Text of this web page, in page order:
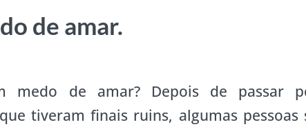
de amar.
medo de amar? Depois de passar
tiveram finais ruins, algumas pessoas